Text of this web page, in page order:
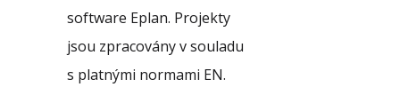
software Eplan. Projekty
jsou zpracovány v souladu
s platnými normami EN.